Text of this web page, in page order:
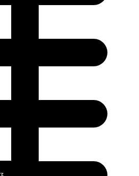
também